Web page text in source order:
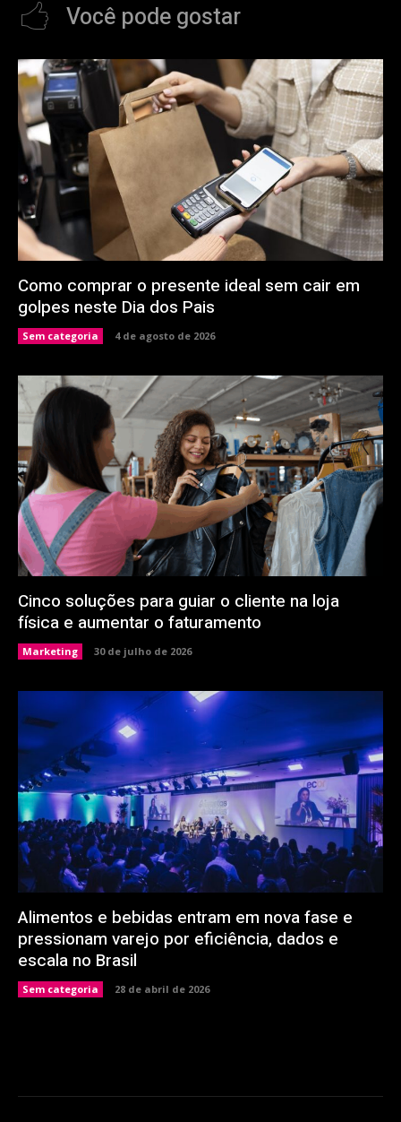
Você pode gostar
Como comprar o presente ideal sem cair em
golpes neste Dia dos Pais
Sem categoria 4 de agosto de 2026
Cinco soluções para guiar o cliente na loja
física e aumentar o faturamento
Marketing 30 de julho de 2026
Alimentos e bebidas entram em nova fase e
pressionam varejo por eficiência, dados e
escala no Brasil
Sem categoria 28 de abril de 2026